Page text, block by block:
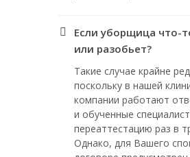
Если уборщица что-
или разобьет?
Такие случае крайне
поскольку в нашей
компании работают
и обученные
переаттестацию раз в
Однако, для Вашего